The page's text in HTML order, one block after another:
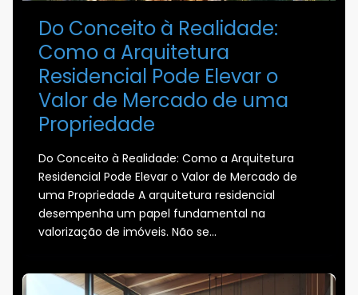
Do Conceito à Realidade:
Como a Arquitetura
Residencial Pode Elevar o
Valor de Mercado de uma
Propriedade
Do Conceito à Realidade: Como a Arquitetura
Residencial Pode Elevar o Valor de Mercado de
uma Propriedade A arquitetura residencial
desempenha um papel fundamental na
valorização de imóveis. Não se…